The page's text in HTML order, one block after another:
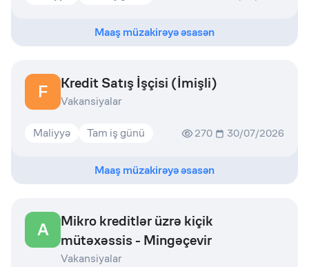
Maaş müzakirəyə əsasən
F Kredit Satış İşçisi (İmişli)
Vakansiyalar
Maliyyə Tam iş günü 270 30/07/2026
Maaş müzakirəyə əsasən
A
Mikro kreditlər üzrə kiçik
mütəxəssis - Mingəçevir
Vakansiyalar